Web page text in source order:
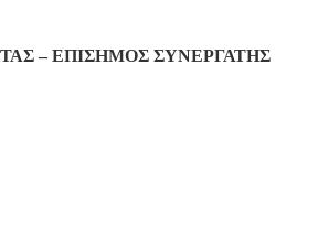
– ΕΠΙΣΗΜΟΣ ΣΥΝΕΡΓΑΤΗΣ